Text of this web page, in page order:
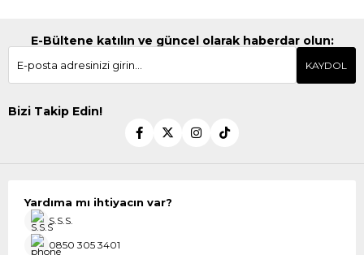
E-Bültene katılın ve güncel olarak haberdar olun:
KAYDOL
Bizi Takip Edin!
Yardıma mı ihtiyacın var?
S.S.S.
0850 305 3401